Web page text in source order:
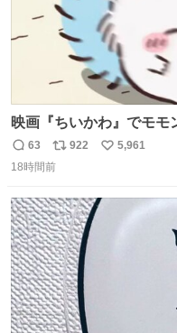
映画『ちいかわ』でモ
も愛される理由と可能性
ちいかわ 人魚の島のひみ
す。ちいかわ初心者向け
返
信
63
リ
ポ
ト
数
922
い
5,961
18時間前